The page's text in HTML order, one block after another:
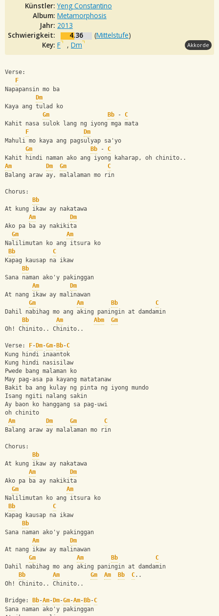
Künstler:Yeng Constantino
Album: Metamorphosis
Jahr: 2013
Schwierigkeit:
4.36 (Mittelstufe)
Key: F , Dm Akkorde
Verse:
F
Napapansin mo ba
Dm
Kaya ang tulad ko
Gm
Bb - C
Kahit nasa sulok lang ng iyong mga mata
F
Dm
Mahuli mo kaya ang pagsulyap sa'yo
Gm
Bb - C
Kahit hindi naman ako ang iyong kaharap, oh chinito..
Am
Dm Gm
C
Balang araw ay, malalaman mo rin
Chorus:
Bb
At kung ikaw ay nakatawa
Am
Dm
Ako pa ba ay nakikita
Gm
Am
Nalilimutan ko ang itsura ko
Bb
C
Kapag kausap na ikaw
Bb
Sana naman ako'y pakinggan
Am
Dm
At nang ikaw ay malinawan
Gm
Am Bb
C
Dahil nabihag mo ang aking paningin at damdamin
Bb
Am Abm
Gm
Oh! Chinito.. Chinito..
Verse: F- Dm-Gm- Bb-C
Kung hindi inaantok
Kung hindi nasisilaw
Pwede bang malaman ko
May pag-asa pa kayang matatanaw
Bakit ba ang kulay ng pinta ng iyong mundo
Isang ngiti nalang sakin
Ay baon ko hanggang sa pag-uwi
oh chinito
Am
Dm Gm
C
Balang araw ay malalaman mo rin
Chorus:
Bb
At kung ikaw ay nakatawa
Am
Dm
Ako pa ba ay nakikita
Gm
Am
Nalilimutan ko ang itsura ko
Bb
C
Kapag kausap na ikaw
Bb
Sana naman ako'y pakinggan
Am
Dm
At nang ikaw ay malinawan
Gm
Am Bb
C
Dahil nabihag mo ang aking paningin at damdamin
Bb
Am Gm Am Bb C..
Oh! Chinito.. Chinito..
Bridge: Bb-Am- Dm-Gm-Am- Bb-C
Sana naman ako'y pakinggan